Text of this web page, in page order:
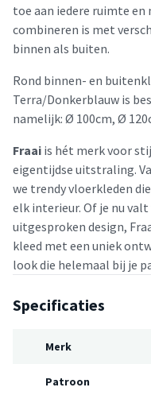
toe aan iedere ruimte en
combineren is met
binnen als buiten.
Rond binnen- en
Terra/Donkerblauw is
namelijk: Ø 100cm, Ø
Fraai is hét merk voor
eigentijdse uitstraling.
we trendy vloerkleden
elk interieur. Of je nu
uitgesproken design,
kleed met een uniek
look die helemaal bij je
Specificaties
Merk
Patroon